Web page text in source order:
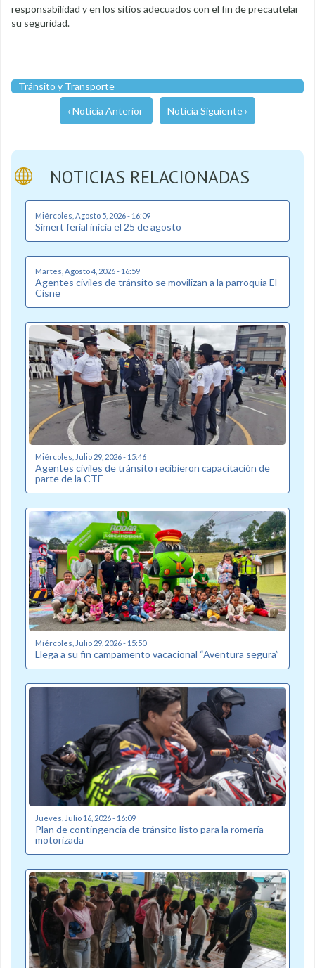
responsabilidad y en los sitios adecuados con el fin de precautelar
su seguridad.
Tránsito y Transporte
‹ Noticia Anterior Noticia Siguiente ›
NOTICIAS RELACIONADAS
Miércoles, Agosto 5, 2026 - 16:09
Simert ferial inicia el 25 de agosto
Martes, Agosto 4, 2026 - 16:59
Agentes civiles de tránsito se movilizan a la parroquia El
Cisne
Miércoles, Julio 29, 2026 - 15:46
Agentes civiles de tránsito recibieron capacitación de
parte de la CTE
Miércoles, Julio 29, 2026 - 15:50
Llega a su fin campamento vacacional “Aventura segura”
Jueves, Julio 16, 2026 - 16:09
Plan de contingencia de tránsito listo para la romería
motorizada